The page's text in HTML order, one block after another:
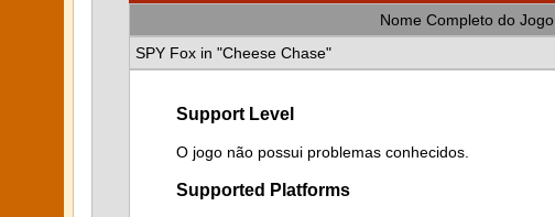
Nome Completo do Jogo
SPY Fox in "Cheese Chase"
Support Level
O jogo não possui problemas conhecidos.
Supported Platforms